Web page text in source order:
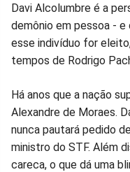
Davi Alcolumbre é a
demônio em pessoa -
esse indivíduo for
tempos de Rodrigo
Há anos que a nação
Alexandre de Moraes.
nunca pautará pedido
ministro do STF. Além
careca, o que dá uma